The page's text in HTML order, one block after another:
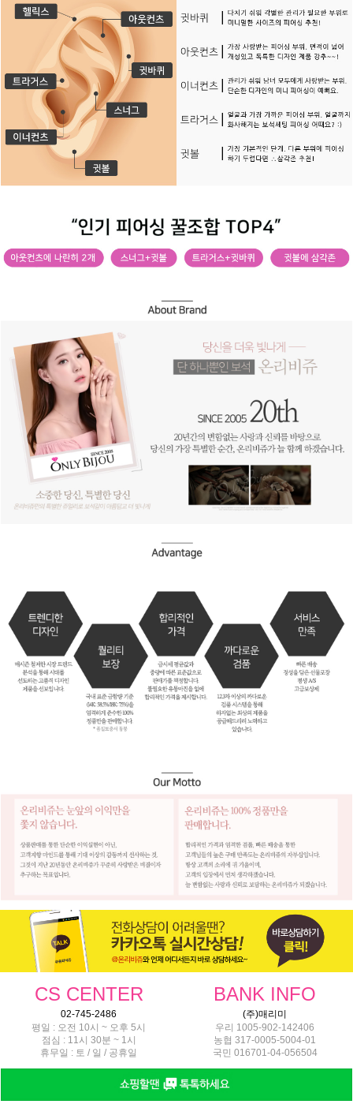
CS CENTER BANK INFO
02-745-2486
(주)매리미
평일 : 오전 10시 ~ 오후 5시
점심 : 11시 30분 ~ 1시
휴무일 : 토 / 일 / 공휴일
우리 1005-902-142406
농협 317-0005-5004-01
국민 016701-04-056504